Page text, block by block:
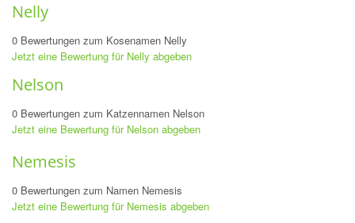
Nelly
0 Bewertungen zum Kosenamen Nelly
Jetzt eine Bewertung für Nelly abgeben
Nelson
0 Bewertungen zum Katzennamen Nelson
Jetzt eine Bewertung für Nelson abgeben
Nemesis
0 Bewertungen zum Namen Nemesis
Jetzt eine Bewertung für Nemesis abgeben